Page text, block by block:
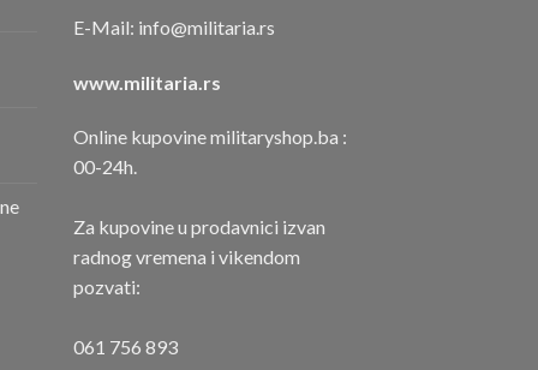
E-Mail: info@militaria.rs
www.militaria.rs
Online kupovine militaryshop.ba :
00-24h.
Za kupovine u prodavnici izvan
radnog vremena i vikendom
pozvati:
061 756 893